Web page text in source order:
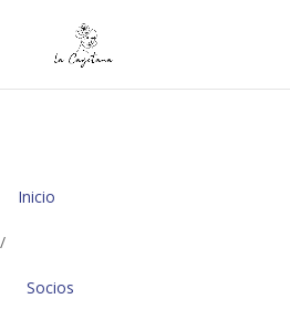
Inicio
/
Socios